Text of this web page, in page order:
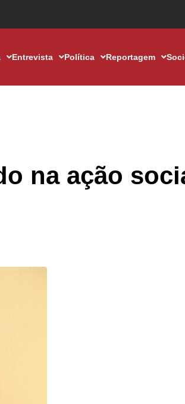
Entrevista Política Reportagem
na ação